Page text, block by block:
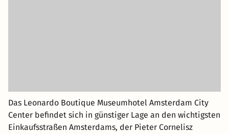
Das Leonardo Boutique Museumhotel Amsterdam City
Center befindet sich in günstiger Lage an den wichtigsten
Einkaufsstraßen Amsterdams, der Pieter Cornelisz